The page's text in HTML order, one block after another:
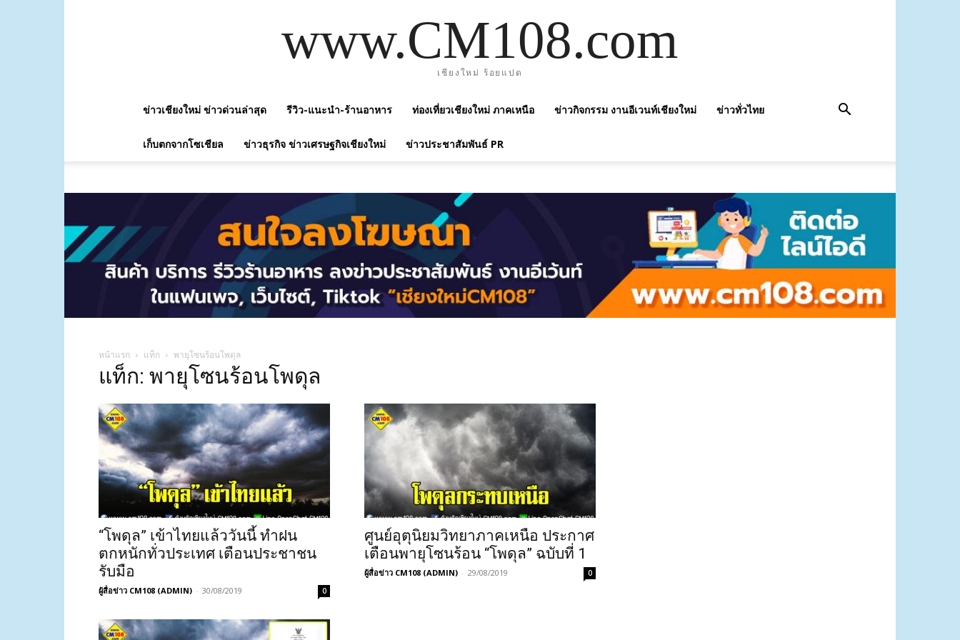
www.CM108.com
เชียงใหม่ ร้อยแปด
ข่าวเชียงใหม่ ข่าวด่วนล่าสุด รีวิว-แนะนำ-ร้านอาหาร ท่องเที่ยวเชียงใหม่ ภาคเหนือ ข่าวกิจกรรม งานอีเวนท์เชียงใหม่ ข่าวทั่วไทย
เก็บตกจากโซเชียล ข่าวธุรกิจ ข่าวเศรษฐกิจเชียงใหม่ ข่าวประชาสัมพันธ์ PR
หน้าแรก แท็ก พายุโซนร้อนโพดุล
แท็ก: พายุโซนร้อนโพดุล
“โพดุล” เข้าไทยแล้ววันนี้ ทำฝน
ตกหนักทั่วประเทศ เตือนประชาชน
รับมือ
ผู้สื่อข่าว CM108 (ADMIN) - 30/08/2019 0
ศูนย์อุตุนิยมวิทยาภาคเหนือ ประกาศ
เตือนพายุโซนร้อน “โพดุล” ฉบับที่ 1
ผู้สื่อข่าว CM108 (ADMIN) - 29/08/2019 0